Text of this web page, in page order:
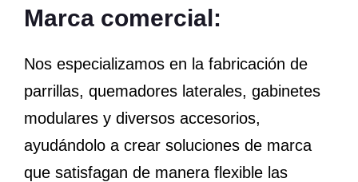
Marca comercial:
Nos especializamos en la fabricación de
parrillas, quemadores laterales, gabinetes
modulares y diversos accesorios,
ayudándolo a crear soluciones de marca
que satisfagan de manera flexible las